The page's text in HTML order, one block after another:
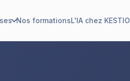
Nos formationsL'IA chez KESTIO